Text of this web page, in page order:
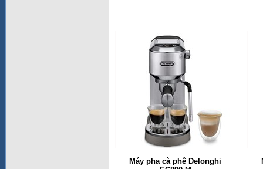
Máy pha cà phê Delonghi